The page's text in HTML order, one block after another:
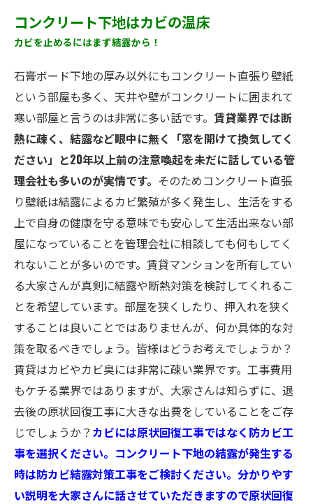
コンクリート下地はカビの温床
カビを止めるにはまず結露から！
石膏ボード下地の厚み以外にもコンクリート直張り壁紙
という部屋も多く、天井や壁がコンクリートに囲まれて
寒い部屋と言うのは非常に多い話です。 賃貸業界では断
熱に疎く、結露など眼中に無く「窓を開けて換気してく
ださい」と20年以上前の注意喚起を未だに話している管
理会社も多いのが実情です。 そのためコンクリート直張
り壁紙は結露によるカビ繁殖が多く発生し、生活をする
上で自身の健康を守る意味でも安心して生活出来ない部
屋になっていることを管理会社に相談しても何もしてく
れないことが多いのです。賃貸マンションを所有してい
る大家さんが真剣に結露や断熱対策を検討してくれるこ
とを希望しています。部屋を狭くしたり、押入れを狭く
することは良いことではありませんが、何か具体的な対
策を取るべきでしょう。皆様はどうお考えでしょうか？
賃貸はカビやカビ臭には非常に疎い業界です。工事費用
もケチる業界ではありますが、大家さんは知らずに、退
去後の原状回復工事に大きな出費をしていることをご存
じでしょうか？ カビには原状回復工事ではなく防カビ工
事を選択ください。コンクリート下地の結露が発生する
時は防カビ結露対策工事をご検討ください。分かりやす
い説明を大家さんに話させていただきますので原状回復